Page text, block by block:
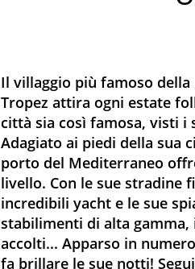
Il villaggio più famoso
Tropez attira ogni estate
città sia così famosa, visti
Adagiato ai piedi della sua
porto del Mediterraneo
livello. Con le sue stradine
incredibili yacht e le sue
stabilimenti di alta
accolti... Apparso in
fa brillare le sue notti!